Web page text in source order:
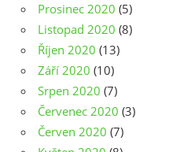
Prosinec 2020 (5)
Listopad 2020 (8)
Říjen 2020 (13)
Září 2020 (10)
Srpen 2020 (7)
Červenec 2020 (3)
Červen 2020 (7)